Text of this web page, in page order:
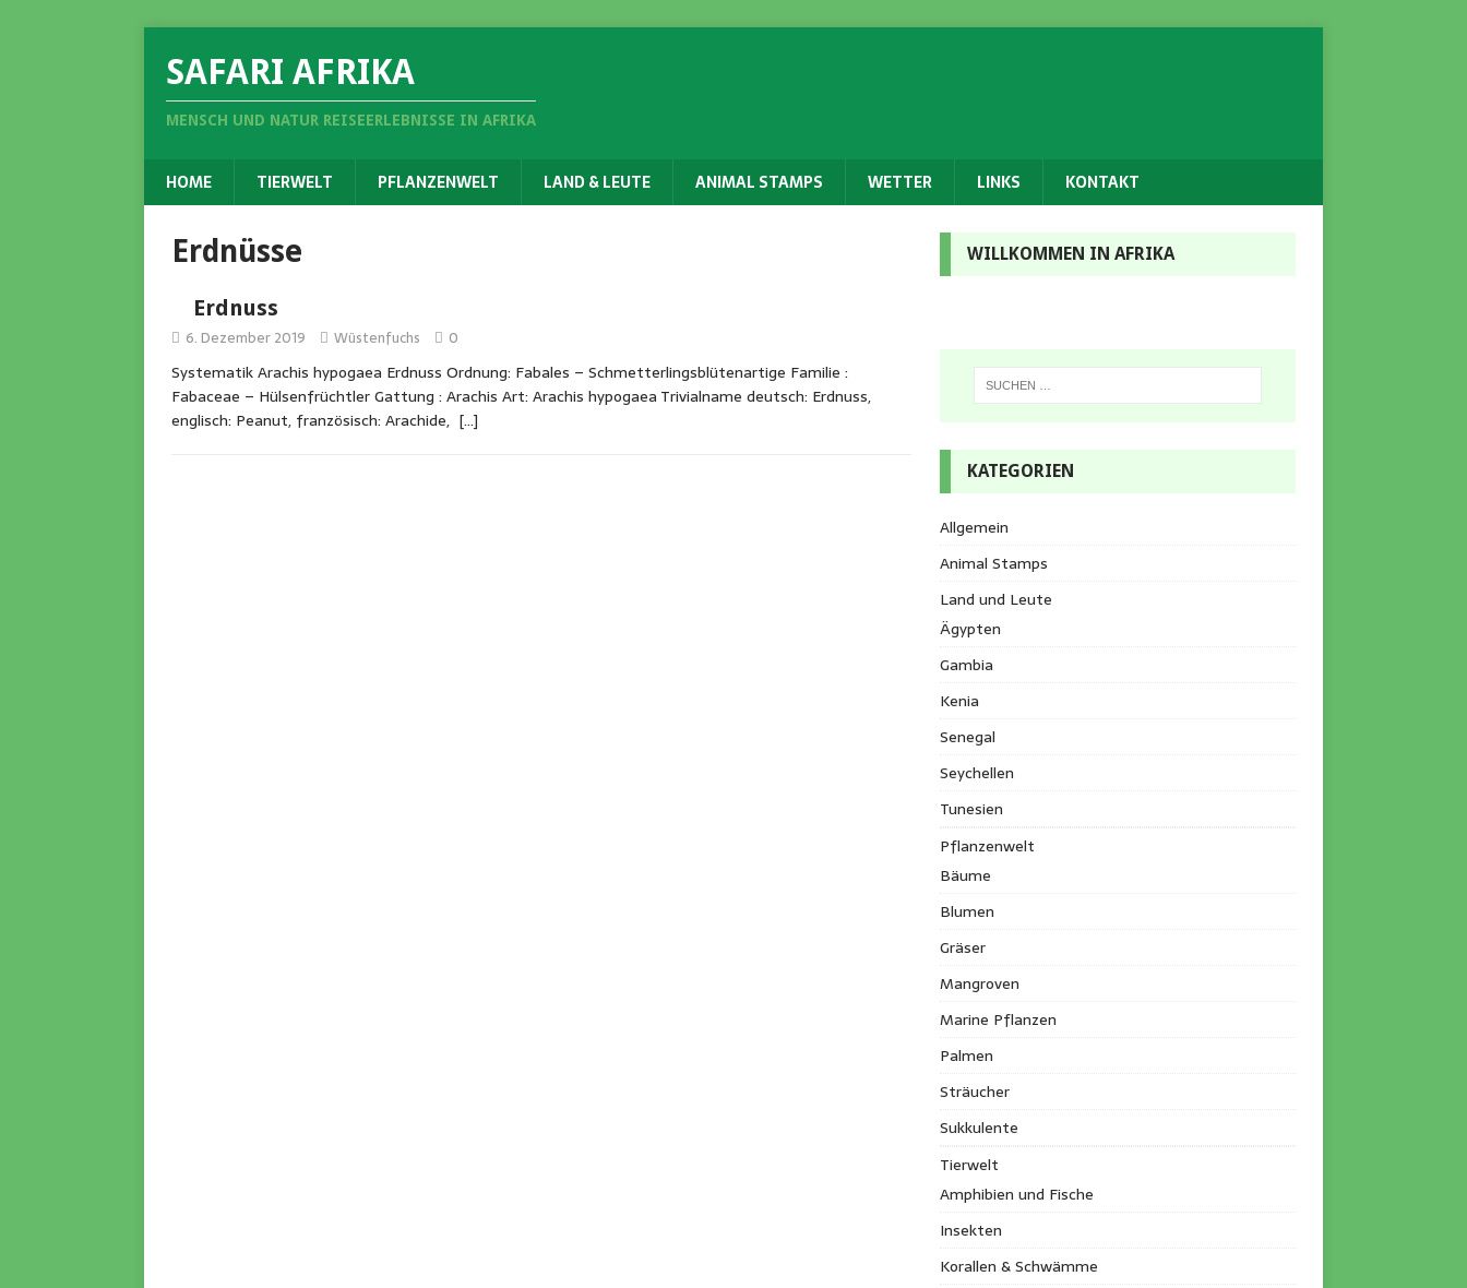
SAFARI AFRIKA
MENSCH UND NATUR REISEERLEBNISSE IN AFRIKA
HOME TIERWELT PFLANZENWELT LAND & LEUTE ANIMAL STAMPS WETTER LINKS KONTAKT
Erdnüsse
Erdnuss
6. Dezember 2019 Wüstenfuchs 0
Systematik Arachis hypogaea Erdnuss Ordnung: Fabales – Schmetterlingsblütenartige Familie :
Fabaceae – Hülsenfrüchtler Gattung : Arachis Art: Arachis hypogaea Trivialname deutsch: Erdnuss,
englisch: Peanut, französisch: Arachide, […]
WILLKOMMEN IN AFRIKA
KATEGORIEN
Allgemein
Animal Stamps
Land und Leute
Ägypten
Gambia
Kenia
Senegal
Seychellen
Tunesien
Pflanzenwelt
Bäume
Blumen
Gräser
Mangroven
Marine Pflanzen
Palmen
Sträucher
Sukkulente
Tierwelt
Amphibien und Fische
Insekten
Korallen & Schwämme